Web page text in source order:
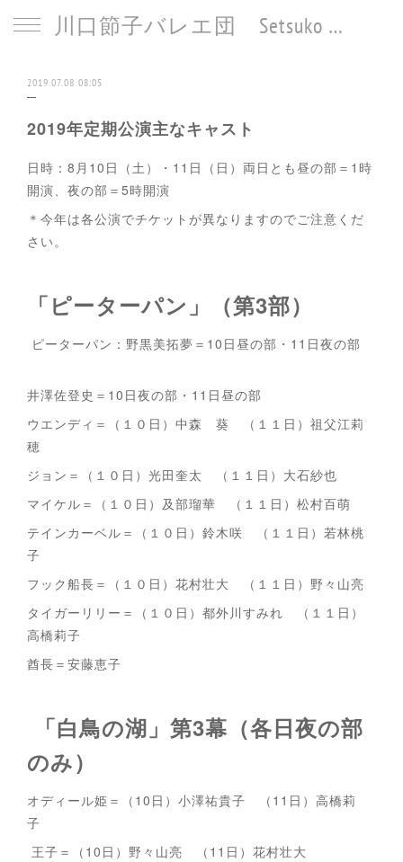
川口節子バレエ団 Setsuko Kawaguchi Ballet
2019.07.08 08:05
2019年定期公演主なキャスト
日時：8月10日（土）・11日（日）両日とも昼の部＝1時
開演、夜の部＝5時開演
＊今年は各公演でチケットが異なりますのでご注意くだ
さい。
「ピーターパン」（第3部）
ピーターパン：野黒美拓夢＝10日昼の部・11日夜の部
井澤佐登史＝10日夜の部・11日昼の部
ウエンディ＝（１０日）中森 葵 （１１日）祖父江莉
穂
ジョン＝（１０日）光田奎太 （１１日）大石紗也
マイケル＝（１０日）及部瑠華 （１１日）松村百萌
テインカーベル＝（１０日）鈴木咲 （１１日）若林桃
子
フック船長＝（１０日）花村壮大 （１１日）野々山亮
タイガーリリー＝（１０日）都外川すみれ （１１日）
高橋莉子
酋長＝安藤恵子
「白鳥の湖」第3幕（各日夜の部
のみ）
オディール姫＝（10日）小澤祐貴子 （11日）高橋莉
子
王子＝（10日）野々山亮 （11日）花村壮大